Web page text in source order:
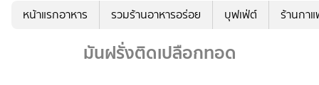
หน้าแรกอาหาร รวมร้านอาหารอร่อย บุฟเฟ่ต์ ร้านกา
มันฝรั่งติดเปลือกทอด